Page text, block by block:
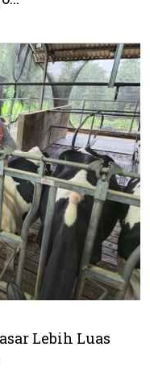
Lebih Luas